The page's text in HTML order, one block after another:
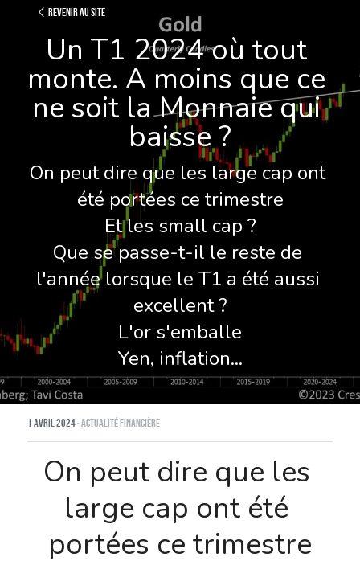
Revenir au site
Un T1 2024 où tout
monte. A moins que ce
ne soit la Monnaie qui
baisse ?
On peut dire que les large cap ont
été portées ce trimestre
Et les small cap ?
Que se passe-t-il le reste de
l'année lorsque le T1 a été aussi
excellent ?
L'or s'emballe
Yen, inflation...
1 avril 2024·Actualité financière
On peut dire que les
large cap ont été
portées ce trimestre